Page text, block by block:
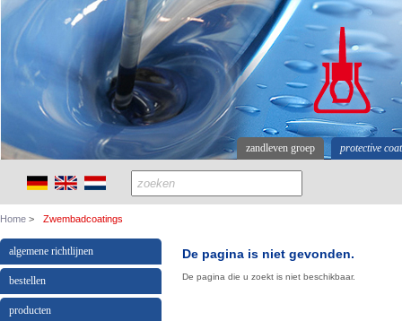
zandleven groep protective
Home Zwembadcoatings
algemene richtlijnen
bestellen
producten
De pagina is niet gevonden.
De pagina die u zoekt is niet beschikbaar.